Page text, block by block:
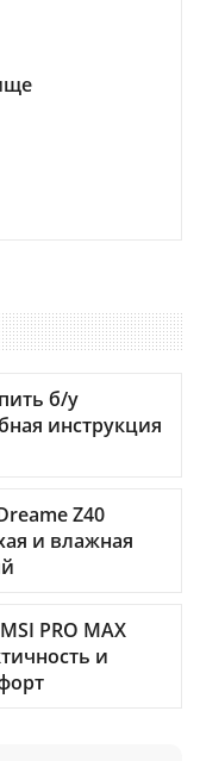
б/у
инструкция
Z40
и влажная
PRO MAX
и